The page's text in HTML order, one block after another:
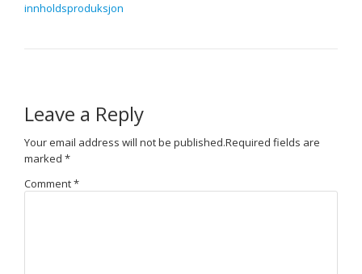
innholdsproduksjon
Leave a Reply
Your email address will not be published.Required fields are
marked *
Comment*